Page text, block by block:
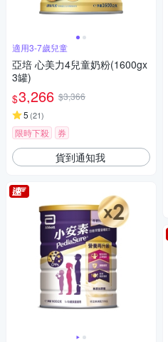
適用3-7歲兒童
亞培 心美力4兒童奶粉(1600gx
3罐)
$3,266 $3,366
5 (21)
限時下殺 券
貨到通知我